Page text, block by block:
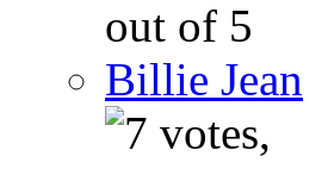
Billie Jean